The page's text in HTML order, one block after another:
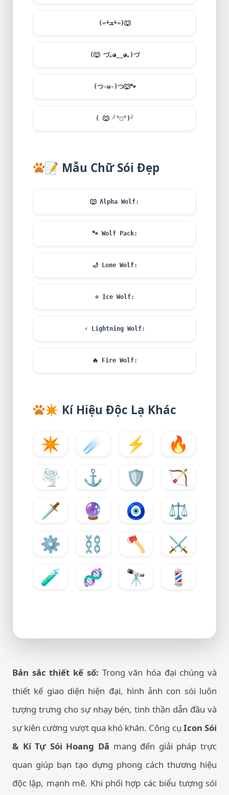
(=•́ܫ•̀=)🐺
(🐺づ｡◕‿‿◕｡)づ
(つ✧ω✧)つ🐺🐾
( 🐺╯°□°)╯
📝 Mẫu Chữ Sói Đẹp
🐺Alpha Wolf:
🐾Wolf Pack:
🌙Lone Wolf:
❄️Ice Wolf:
⚡Lightning Wolf:
🔥 Fire Wolf:
✴️ Kí Hiệu Độc Lạ Khác
✴️ ☄️ ⚡
🔥
🌪️
⚓ 🛡️
🏹
🗡️
🔮 🧿
⚖️
⚙️
⛓️ 🪓
⚔️
🧪
🧬 🔭 💈
Bản sắc thiết kế số: Trong văn hóa đại chúng và
thiết kế giao diện hiện đại, hình ảnh con sói luôn
tượng trưng cho sự nhạy bén, tinh thần dẫn đầu và
sự kiên cường vượt qua khó khăn. Công cụ Icon Sói
& Kí Tự Sói Hoang Dã mang đến giải pháp trực
quan giúp bạn tạo dựng phong cách thương hiệu
độc lập, mạnh mẽ. Khi phối hợp các biểu tượng sói